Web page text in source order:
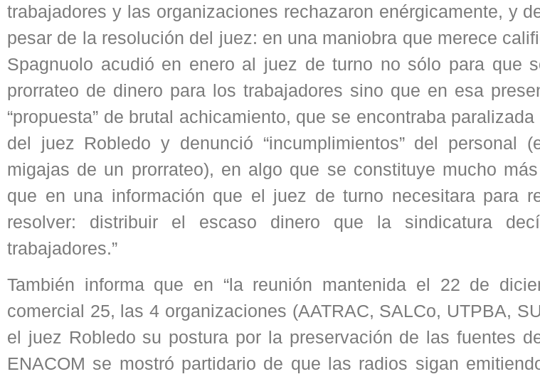
trabajadores y las organizaciones rechazaron enérgicamente, y
pesar de la resolución del juez: en una maniobra que merece
Spagnuolo acudió en enero al juez de turno no sólo para que
prorrateo de dinero para los trabajadores sino que en esa
“propuesta” de brutal achicamiento, que se encontraba
del juez Robledo y denunció “incumplimientos” del personal
migajas de un prorrateo), en algo que se constituye mucho
que en una información que el juez de turno necesitara para
resolver: distribuir el escaso dinero que la sindicatura
trabajadores.”
También informa que en “la reunión mantenida el 22 de
comercial 25, las 4 organizaciones (AATRAC, SALCo, UTPBA,
el juez Robledo su postura por la preservación de las fuentes
ENACOM se mostró partidario de que las radios sigan